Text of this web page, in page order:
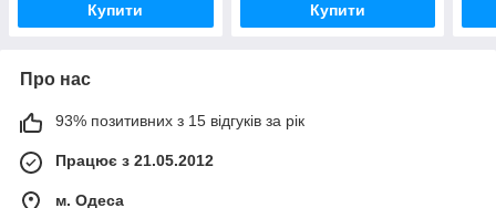
Купити Купити
Про нас
93% позитивних з 15 відгуків за рік
Працює з 21.05.2012
м. Одеса